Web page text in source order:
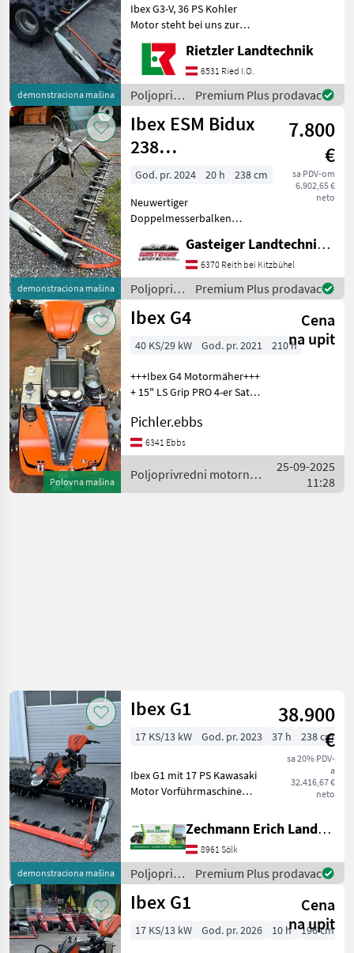
demonstraciona mašina
Ibex G3-V, 36 PS Kohler
Motor steht bei uns zur
Vorführung bereit
Beleuchtungs-Set vorne 2
Stk. LED-Scheinwerfer
Beleuchtung Fußraum 1
Stk. LED-Scheinwerfer Zu
Rietzler Landtechnik
6531 Ried I.O.
Poljoprivredni
motorni
strojevi /
Ibex
Premium Plus prodavac
demonstraciona mašina
Ibex ESM Bidux
238
Doppelmesser
7.800
€
sa PDV-om
6.902,65 €
neto
God. pr. 2024 20 h
238 cm
Neuwertiger
Doppelmesserbalken
Ibex 2 Messersätze Andere
Aufnahmen kein
Problem!!!!! Dvostruki nož
Poljoprivredni motorni
strojevi Motokult
Gasteiger Landtechnik GmbH
6370 Reith bei Kitzbühel
Poljoprivredni
motorni
strojevi /
Premium Plus prodavac
Polovna mašina
Ibex G4
Cena
na upit
40 KS/29 kW God. pr. 2021 210 h
+++Ibex G4 Motormäher+++
+ 15" LS Grip PRO 4-er Satz
Zustand! Tip motora:
Benzin, Hidrostatični
pogon, , : Hidrostatični
pogon, : Poljoprivr
Pichler.ebbs
6341 Ebbs
Poljoprivredni motorni
strojevi / Ibex
25-09-2025
11:28
demonstraciona mašina
Ibex G1
38.900
€
sa 20% PDV-
a
32.416,67 €
neto
17 KS/13 kW God. pr. 2023 37 h 238 cm
Ibex G1 mit 17 PS Kawasaki
Motor Vorführmaschine
Stk. LED-Scheinwerfer
Beleuchtung Fußraum 1
Stk. LED-Scheinwerfer
Gummistachelwalzen LS
Zechmann Erich Landmaschinen-Portalbau
8961 Sölk
Poljoprivredni
motorni
strojevi /
Premium Plus prodavac
Ibex G1
Cena
na upit
17 KS/13 kW God. pr. 2026 10 h 196 cm